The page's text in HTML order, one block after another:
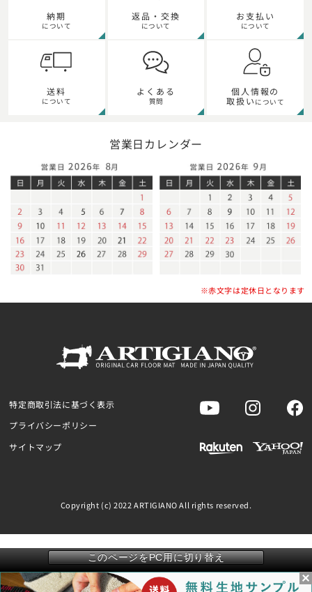
納期
について
返品・交換
について
お支払い
について
送料
について
よくある
質問
個人情報の
取扱い について
営業日カレンダー
※赤文字は定休日となります
特定商取引法に基づく表示
プライバシーポリシー
サイトマップ
Copyright (c) 2022 ARTIGIANO All rights reserved.
このページをPC用に切り替え